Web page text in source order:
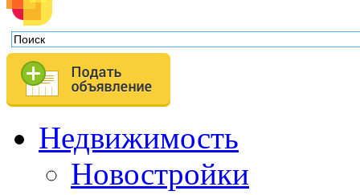
Недвижимость
Новостройки